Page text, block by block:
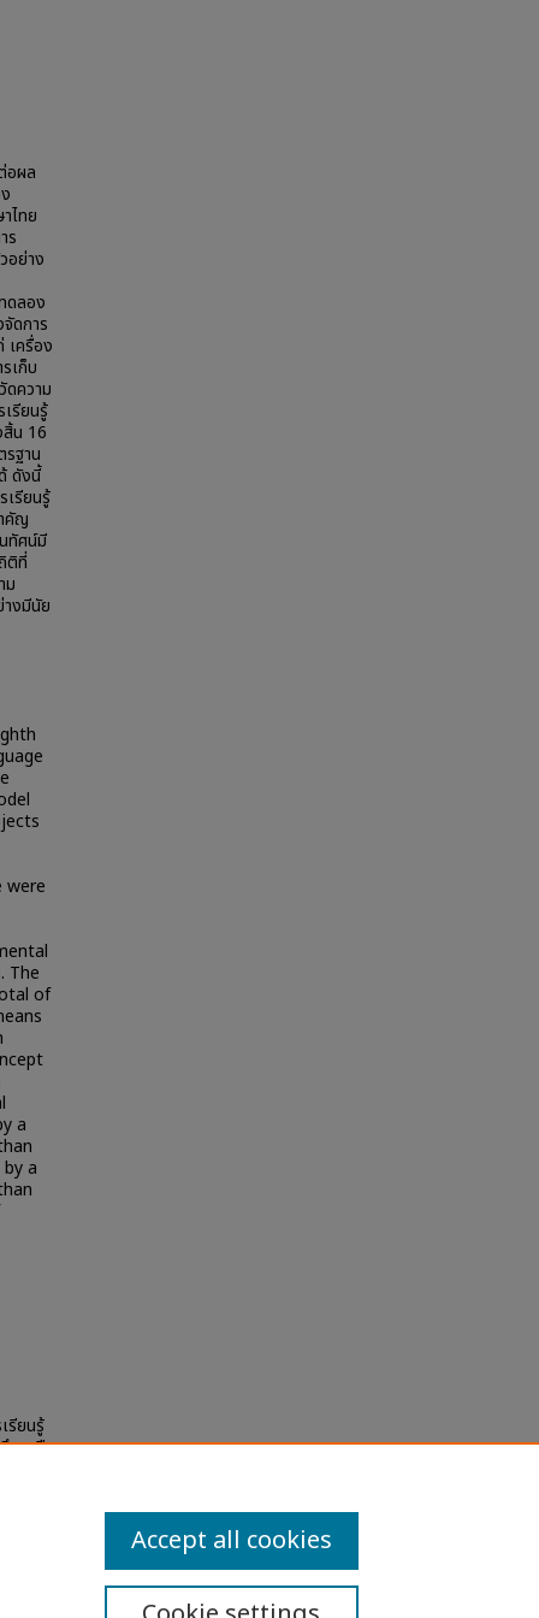
อผล
ไทย
ร
อย่าง
ดลอง
ดการ
เครื่อง
เก็บ
ดความ
รียนรู้
สิ้น 16
ฐาน
ดังนี้
เรียนรู้
คัญ
ทัศน์มี
ติที่
ม
างมีนัย
were
The
of
a
a
รียนรู้
กษาปี
Accept all cookies